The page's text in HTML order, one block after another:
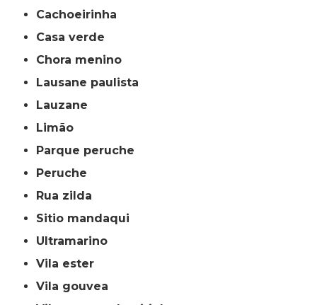
cachoeirinha
casa verde
chora menino
lausane paulista
lauzane
limão
parque peruche
peruche
rua zilda
sitio mandaqui
ultramarino
vila ester
vila gouvea